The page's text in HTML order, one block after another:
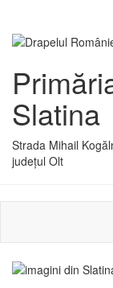
Slatina
Strada Mihail
județul Olt